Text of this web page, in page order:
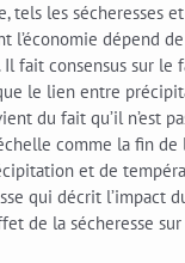
les sécheresses
l’économie dépend
fait consensus sur
le lien entre
du fait qu’il n’est
comme la fin
et de
qui décrit l’impact
de la sécheresse